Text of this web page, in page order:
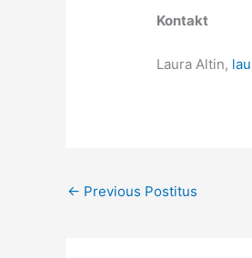
Kontakt
Laura Altin,
← Previous Postitus